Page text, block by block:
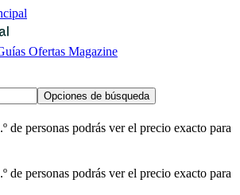
Ofertas Magazine
Opciones de búsqueda
de personas podrás ver el precio exacto para
de personas podrás ver el precio exacto para